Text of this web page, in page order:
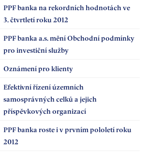
PPF banka na rekordních hodnotách ve
3. čtvrtletí roku 2012
PPF banka a.s. mění Obchodní podmínky
pro investiční služby
Oznámení pro klienty
Efektivní řízení územních
samosprávných celků a jejich
příspěvkových organizací
PPF banka roste i v prvním pololetí roku
2012